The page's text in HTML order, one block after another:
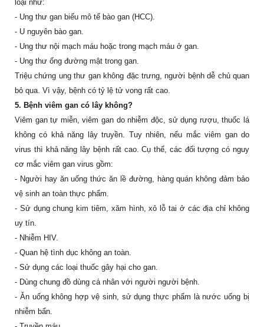
loại như:
- Ung thư gan biểu mô tế bào gan (HCC).
- U nguyên bào gan.
- Ung thư nội mạch máu hoặc trong mạch máu ở gan.
- Ung thư ống đường mật trong gan.
Triệu chứng ung thư gan không đặc trưng, người bệnh dễ chủ quan
bỏ qua. Vì vậy, bệnh có tỷ lệ tử vong rất cao.
5. Bệnh viêm gan có lây không?
Viêm gan tự miễn, viêm gan do nhiễm độc, sử dụng rượu, thuốc lá
không có khả năng lây truyền. Tuy nhiên, nếu mắc viêm gan do
virus thì khả năng lây bệnh rất cao. Cụ thể, các đối tượng có nguy
cơ mắc viêm gan virus gồm:
- Người hay ăn uống thức ăn lề đường, hàng quán không đảm bảo
vệ sinh an toàn thực phẩm.
- Sử dụng chung kim tiêm, xăm hình, xỏ lỗ tai ở các địa chỉ không
uy tín.
- Nhiễm HIV.
- Quan hệ tình dục không an toàn.
- Sử dụng các loại thuốc gây hại cho gan.
- Dùng chung đồ dùng cá nhân với người người bệnh.
- Ăn uống không hợp vệ sinh, sử dụng thực phẩm là nước uống bị
nhiễm bẩn.